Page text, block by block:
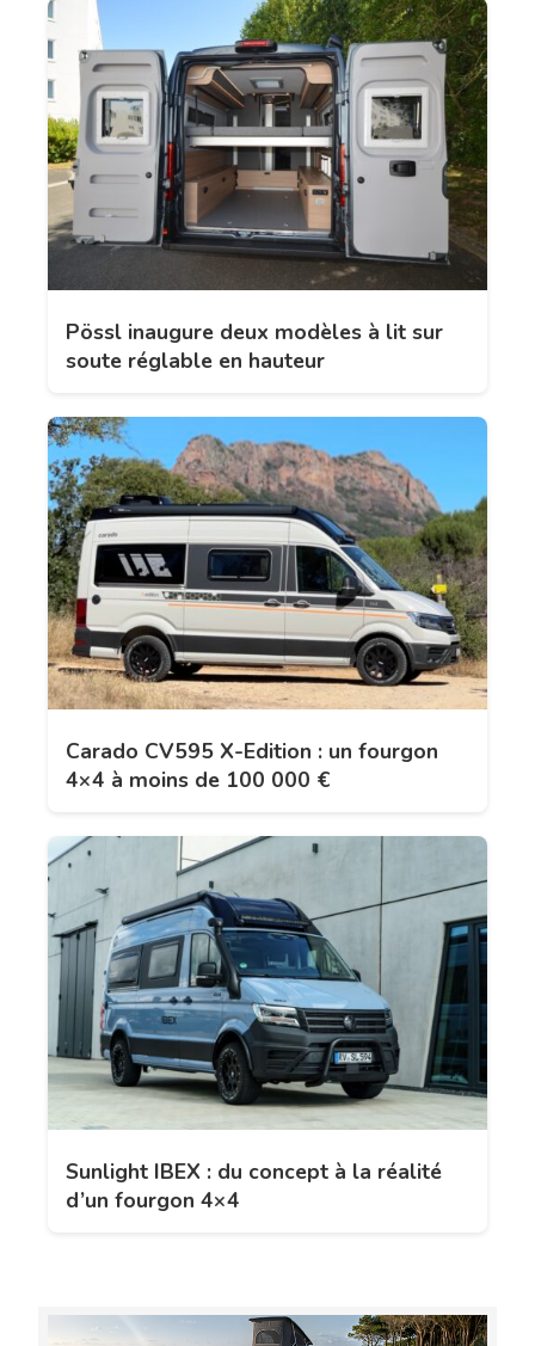
Pössl inaugure deux modèles à lit sur
soute réglable en hauteur
Carado CV595 X-Edition : un fourgon
4×4 à moins de 100 000 €
Sunlight IBEX : du concept à la réalité
d’un fourgon 4×4